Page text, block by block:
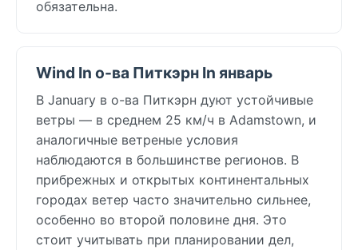
обязательна.
Wind In о-ва Питкэрн In январь
В January в о-ва Питкэрн дуют устойчивые
ветры — в среднем 25 км/ч в Adamstown, и
аналогичные ветреные условия
наблюдаются в большинстве регионов. В
прибрежных и открытых континентальных
городах ветер часто значительно сильнее,
особенно во второй половине дня. Это
стоит учитывать при планировании дел,